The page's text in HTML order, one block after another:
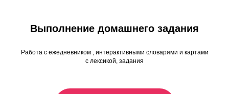
Выполнение домашнего задания
Работа с ежедневником , интерактивными словарями и картами
с лексикой, задания